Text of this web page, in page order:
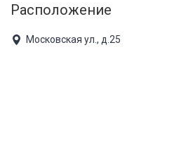
Расположение
Московская ул., д.25